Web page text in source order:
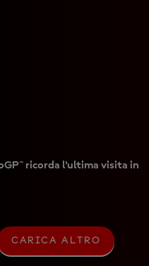
ricorda l'ultima visita in
C
A
CARICA ALTRO